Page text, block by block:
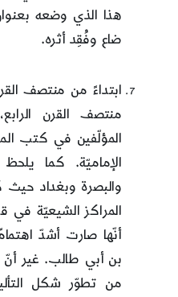
هذا الذي وضعه
ضاع وفُقِد أثره.
ابتداءً من منتصف
منتصف القرن
المؤلّفين في كتب
الإماميّة. كما
والبصرة وبغداد
المراكز الشيعيّة
أنّها صارت أشدّ
بن أبي طالب. غير أنّ
من تطوّر شكل